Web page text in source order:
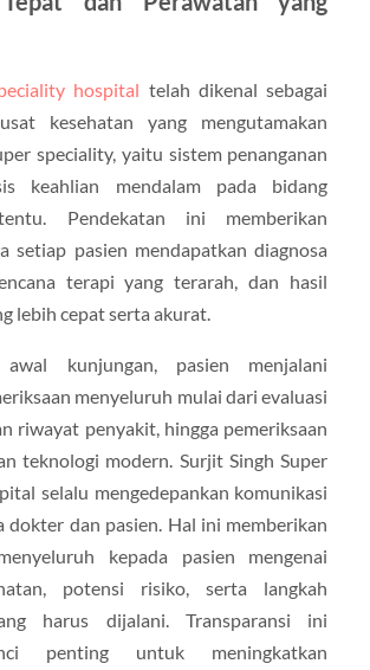
hospital telah dikenal sebagai
kesehatan yang mengutamakan
speciality, yaitu sistem penanganan
keahlian mendalam pada bidang
Pendekatan ini memberikan
setiap pasien mendapatkan diagnosa
terapi yang terarah, dan hasil
lebih cepat serta akurat.
kunjungan, pasien menjalani
menyeluruh mulai dari evaluasi
riwayat penyakit, hingga pemeriksaan
teknologi modern. Surjit Singh Super
selalu mengedepankan komunikasi
dokter dan pasien. Hal ini memberikan
kepada pasien mengenai
potensi risiko, serta langkah
harus dijalani. Transparansi ini
penting untuk meningkatkan